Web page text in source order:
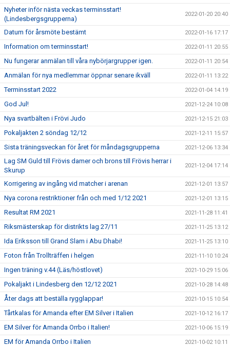
Nyheter inför nästa veckas terminsstart!
(Lindesbergsgrupperna)
2022-01-20 20:40
Datum för årsmöte bestämt 2022-01-16 17:17
Information om terminsstart! 2022-01-11 20:55
Nu fungerar anmälan till våra nybörjargrupper igen. 2022-01-11 20:54
Anmälan för nya medlemmar öppnar senare ikväll 2022-01-11 13:22
Terminsstart 2022 2022-01-04 14:19
God Jul! 2021-12-24 10:08
Nya svartbälten i Frövi Judo 2021-12-15 21:03
Pokaljakten 2 söndag 12/12 2021-12-11 15:57
Sista träningsveckan för året för måndagsgrupperna 2021-12-06 13:34
Lag SM Guld till Frövis damer och brons till Frövis herrar i
Skurup
2021-12-04 17:14
Korrigering av ingång vid matcher i arenan 2021-12-01 13:57
Nya corona restriktioner från och med 1/12 2021 2021-12-01 13:15
Resultat RM 2021 2021-11-28 11:41
Riksmästerskap för distrikts lag 27/11 2021-11-25 13:12
Ida Eriksson till Grand Slam i Abu Dhabi! 2021-11-25 13:10
Foton från Trollträffen i helgen 2021-11-10 10:24
Ingen träning v.44 (Läs/höstlovet) 2021-10-29 15:06
Pokaljakt i Lindesberg den 12/12 2021 2021-10-28 14:48
Åter dags att beställa rygglappar! 2021-10-15 10:54
Tårtkalas för Amanda efter EM Silver i Italien 2021-10-12 16:17
EM Silver för Amanda Orrbo i Italien! 2021-10-06 15:19
EM för Amanda Orrbo i Italien 2021-10-02 10:11